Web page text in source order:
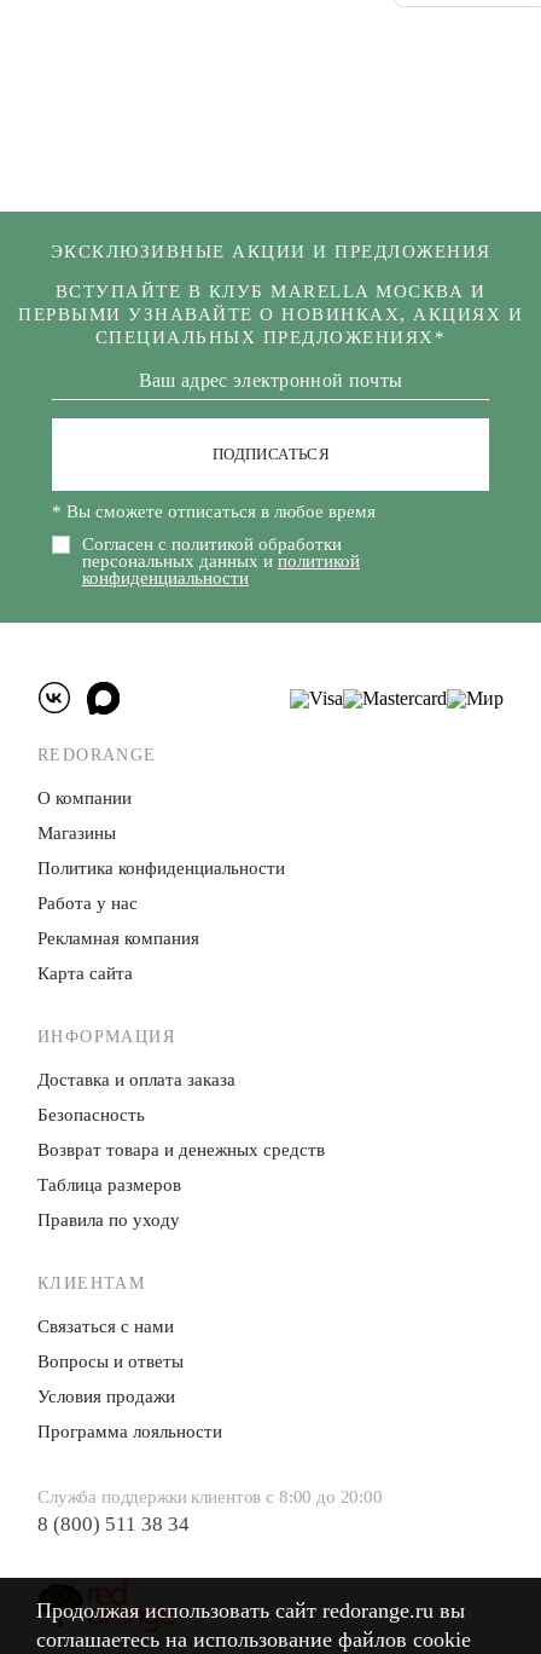
ЭКСКЛЮЗИВНЫЕ АКЦИИ И ПРЕДЛОЖЕНИЯ
ВСТУПАЙТЕ В КЛУБ MARELLA МОСКВА И
ПЕРВЫМИ УЗНАВАЙТЕ О НОВИНКАХ, АКЦИЯХ И
СПЕЦИАЛЬНЫХ ПРЕДЛОЖЕНИЯХ*
ПОДПИСАТЬСЯ
Согласен с политикой обработки
персональных данных и политикой
конфиденциальности
* Вы сможете отписаться в любое время
REDORANGE
О компании
Магазины
Политика конфиденци­альности
Работа у нас
Рекламная компания
Карта сайта
ИНФОРМАЦИЯ
Доставка и оплата заказа
Безопасность
Возврат товара и денежных средств
Таблица размеров
Правила по уходу
КЛИЕНТАМ
Связаться с нами
Вопросы и ответы
Условия продажи
Программа лояльности
Служба поддержки клиентов с 8:00 до 20:00
8 (800) 511 38 34
Продолжая использовать сайт redorange.ru вы
соглашаетесь на использование файлов cookie
Продолжая использовать сайт redorange.ru вы
соглашаетесь на использование файлов cookie